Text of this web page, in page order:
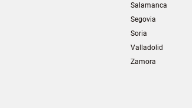
Salamanca
Segovia
Soria
Valladolid
Zamora